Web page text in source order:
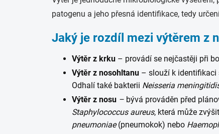
patogenu a jeho přesná identifikace, tedy
Jaký je rozdíl mezi výtěrem z
Výtěr z krku – provádí se nejčastěji při
Výtěr z nosohltanu – slouží k identifikaci
Odhalí také bakterii Neisseria
Výtěr z nosu – bývá prováděn před
Staphylococcus aureus, která může
pneumoniae(pneumokok) nebo